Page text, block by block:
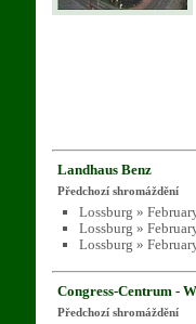
Landhaus Benz
Předchozí shromáždění
Lossburg »
Lossburg »
Lossburg »
Congress-Centrum -
Předchozí shromáždění